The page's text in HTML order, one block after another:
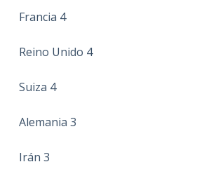
Francia 4
Reino Unido 4
Suiza 4
Alemania 3
Irán 3